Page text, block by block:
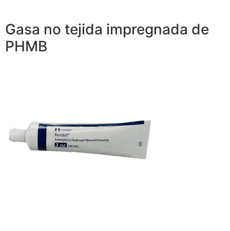
Gasa no tejida impregnada de
PHMB